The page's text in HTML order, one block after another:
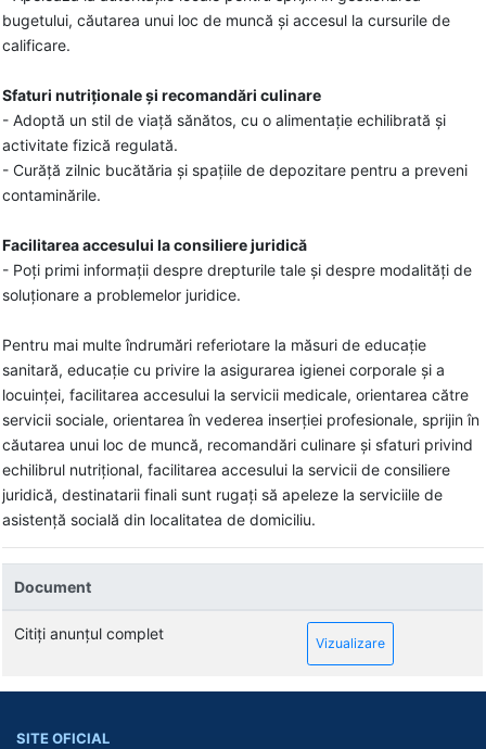
bugetului, căutarea unui loc de muncă și accesul la cursurile de
calificare.
Sfaturi nutriționale și recomandări culinare
- Adoptă un stil de viață sănătos, cu o alimentație echilibrată și
activitate fizică regulată.
- Curăță zilnic bucătăria și spațiile de depozitare pentru a preveni
contaminările.
Facilitarea accesului la consiliere juridică
- Poți primi informații despre drepturile tale și despre modalități de
soluționare a problemelor juridice.
Pentru mai multe îndrumări referiotare la măsuri de educație
sanitară, educație cu privire la asigurarea igienei corporale și a
locuinței, facilitarea accesului la servicii medicale, orientarea către
servicii sociale, orientarea în vederea inserției profesionale, sprijin în
căutarea unui loc de muncă, recomandări culinare și sfaturi privind
echilibrul nutrițional, facilitarea accesului la servicii de consiliere
juridică, destinatarii finali sunt rugați să apeleze la serviciile de
asistență socială din localitatea de domiciliu.
Document
Citiți anunțul complet
Vizualizare
SITE OFICIAL